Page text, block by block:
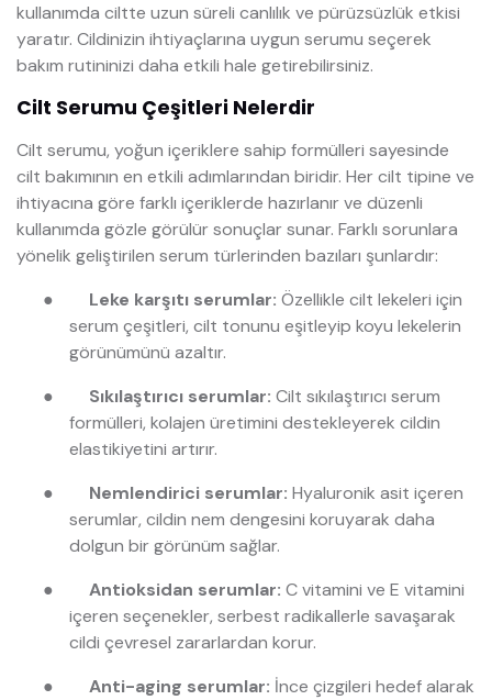
kullanımda ciltte uzun süreli canlılık ve pürüzsüzlük etkisi
yaratır. Cildinizin ihtiyaçlarına uygun serumu seçerek
bakım rutininizi daha etkili hale getirebilirsiniz.
Cilt Serumu Çeşitleri Nelerdir
Cilt serumu, yoğun içeriklere sahip formülleri sayesinde
cilt bakımının en etkili adımlarından biridir. Her cilt tipine ve
ihtiyacına göre farklı içeriklerde hazırlanır ve düzenli
kullanımda gözle görülür sonuçlar sunar. Farklı sorunlara
yönelik geliştirilen serum türlerinden bazıları şunlardır:
●
Leke karşıtı serumlar: Özellikle cilt lekeleri için
serum çeşitleri, cilt tonunu eşitleyip koyu lekelerin
görünümünü azaltır.
●
Sıkılaştırıcı serumlar: Cilt sıkılaştırıcı serum
formülleri, kolajen üretimini destekleyerek cildin
elastikiyetini artırır.
●
Nemlendirici serumlar: Hyaluronik asit içeren
serumlar, cildin nem dengesini koruyarak daha
dolgun bir görünüm sağlar.
●
Antioksidan serumlar: C vitamini ve E vitamini
içeren seçenekler, serbest radikallerle savaşarak
cildi çevresel zararlardan korur.
●
Anti-aging serumlar: İnce çizgileri hedef alarak